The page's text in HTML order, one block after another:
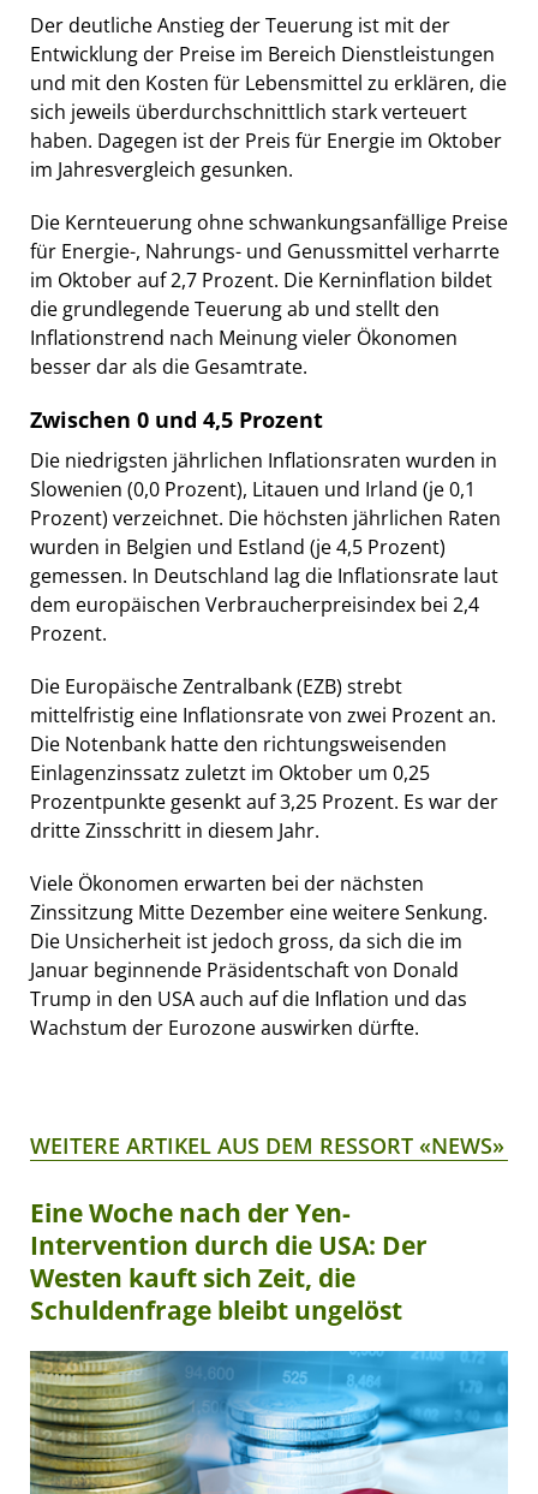
Der deutliche Anstieg der Teuerung ist mit der
Entwicklung der Preise im Bereich Dienstleistungen
und mit den Kosten für Lebensmittel zu erklären, die
sich jeweils überdurchschnittlich stark verteuert
haben. Dagegen ist der Preis für Energie im Oktober
im Jahresvergleich gesunken.
Die Kernteuerung ohne schwankungsanfällige Preise
für Energie-, Nahrungs- und Genussmittel verharrte
im Oktober auf 2,7 Prozent. Die Kerninflation bildet
die grundlegende Teuerung ab und stellt den
Inflationstrend nach Meinung vieler Ökonomen
besser dar als die Gesamtrate.
Zwischen 0 und 4,5 Prozent
Die niedrigsten jährlichen Inflationsraten wurden in
Slowenien (0,0 Prozent), Litauen und Irland (je 0,1
Prozent) verzeichnet. Die höchsten jährlichen Raten
wurden in Belgien und Estland (je 4,5 Prozent)
gemessen. In Deutschland lag die Inflationsrate laut
dem europäischen Verbraucherpreisindex bei 2,4
Prozent.
Die Europäische Zentralbank (EZB) strebt
mittelfristig eine Inflationsrate von zwei Prozent an.
Die Notenbank hatte den richtungsweisenden
Einlagenzinssatz zuletzt im Oktober um 0,25
Prozentpunkte gesenkt auf 3,25 Prozent. Es war der
dritte Zinsschritt in diesem Jahr.
Viele Ökonomen erwarten bei der nächsten
Zinssitzung Mitte Dezember eine weitere Senkung.
Die Unsicherheit ist jedoch gross, da sich die im
Januar beginnende Präsidentschaft von Donald
Trump in den USA auch auf die Inflation und das
Wachstum der Eurozone auswirken dürfte.
WEITERE ARTIKEL AUS DEM RESSORT «NEWS»
Eine Woche nach der Yen-
Intervention durch die USA: Der
Westen kauft sich Zeit, die
Schuldenfrage bleibt ungelöst